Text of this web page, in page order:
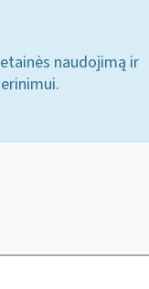
naudojimą ir